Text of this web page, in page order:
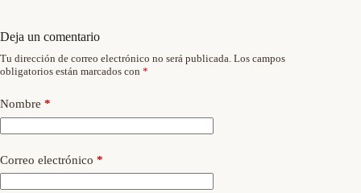
Deja un comentario
Tu dirección de correo electrónico no será publicada. Los campos
obligatorios están marcados con *
Nombre *
Correo electrónico *